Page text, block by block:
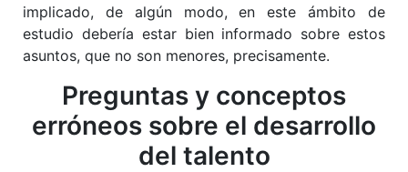
implicado, de algún modo, en este ámbito de
estudio debería estar bien informado sobre estos
asuntos, que no son menores, precisamente.
Preguntas y conceptos
erróneos sobre el desarrollo
del talento